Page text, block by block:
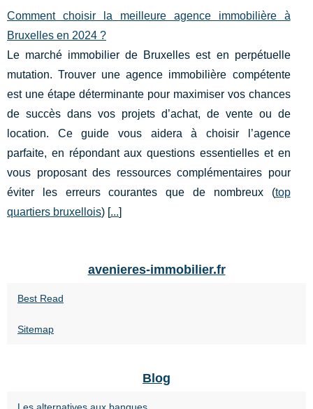
Comment choisir la meilleure agence immobilière à
Bruxelles en 2024 ?
Le marché immobilier de Bruxelles est en perpétuelle
mutation. Trouver une agence immobilière compétente
est une étape déterminante pour maximiser vos chances
de succès dans vos projets d’achat, de vente ou de
location. Ce guide vous aidera à choisir l’agence
parfaite, en répondant aux questions essentielles et en
vous proposant des ressources complémentaires pour
éviter les erreurs courantes que de nombreux (top
quartiers bruxellois) [...]
avenieres-immobilier.fr
Best Read
Sitemap
Blog